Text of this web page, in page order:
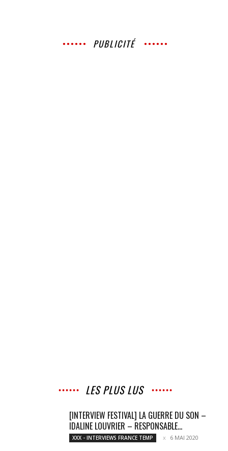
PUBLICITÉ
LES PLUS LUS
[INTERVIEW FESTIVAL] LA GUERRE DU SON –
IDALINE LOUVRIER – RESPONSABLE...
XXX - INTERVIEWS FRANCE TEMP 6 MAI 2020